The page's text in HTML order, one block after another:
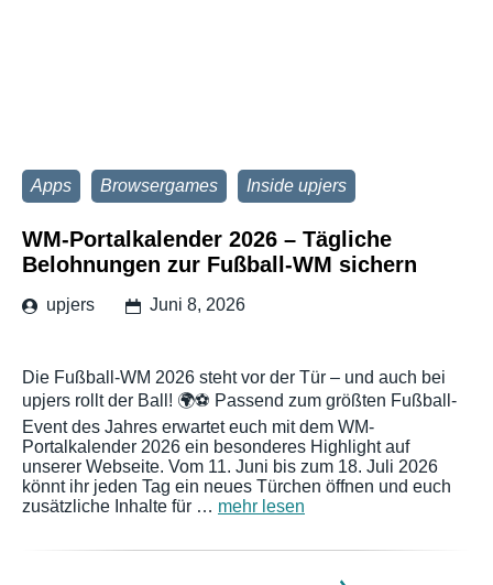
Apps Browsergames Inside upjers
WM-Portalkalender 2026 – Tägliche
Belohnungen zur Fußball-WM sichern
upjers Juni 8, 2026
Die Fußball-WM 2026 steht vor der Tür – und auch bei
upjers rollt der Ball! 🌍⚽ Passend zum größten Fußball-
Event des Jahres erwartet euch mit dem WM-
Portalkalender 2026 ein besonderes Highlight auf
unserer Webseite. Vom 11. Juni bis zum 18. Juli 2026
könnt ihr jeden Tag ein neues Türchen öffnen und euch
zusätzliche Inhalte für … mehr lesen